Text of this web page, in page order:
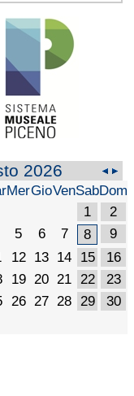
2026
MerGioVenSabDom
1
2
5 6 7 8
9
12 13 14 15
16
19 20 21 22
23
26 27 28 29
30